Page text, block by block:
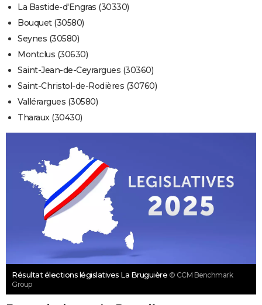
La Bastide-d'Engras (30330)
Bouquet (30580)
Seynes (30580)
Montclus (30630)
Saint-Jean-de-Ceyrargues (30360)
Saint-Christol-de-Rodières (30760)
Vallérargues (30580)
Tharaux (30430)
Résultat élections législatives La Bruguière © CCM Benchmark
Group